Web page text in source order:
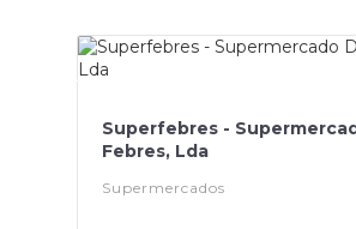
Superfebres -
Febres, Lda
Supermercados